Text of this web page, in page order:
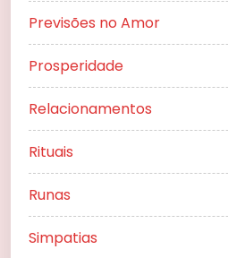
Previsões no Amor
Prosperidade
Relacionamentos
Rituais
Runas
Simpatias